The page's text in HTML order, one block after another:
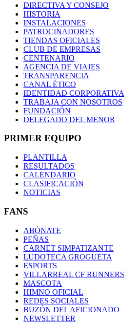
DIRECTIVA Y CONSEJO
HISTORIA
INSTALACIONES
PATROCINADORES
TIENDAS OFICIALES
CLUB DE EMPRESAS
CENTENARIO
AGENCIA DE VIAJES
TRANSPARENCIA
CANAL ÉTICO
IDENTIDAD CORPORATIVA
TRABAJA CON NOSOTROS
FUNDACIÓN
DELEGADO DEL MENOR
PRIMER EQUIPO
PLANTILLA
RESULTADOS
CALENDARIO
CLASIFICACIÓN
NOTICIAS
FANS
ABÓNATE
PEÑAS
CARNET SIMPATIZANTE
LUDOTECA GROGUETA
ESPORTS
VILLARREAL CF RUNNERS
MASCOTA
HIMNO OFICIAL
REDES SOCIALES
BUZÓN DEL AFICIONADO
NEWSLETTER